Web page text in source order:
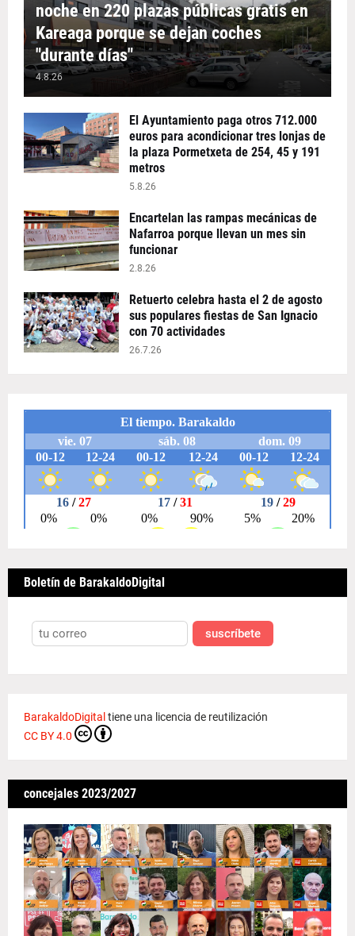
noche en 220 plazas públicas gratis en
Kareaga porque se dejan coches
"durante días"
4.8.26
El Ayuntamiento paga otros 712.000
euros para acondicionar tres lonjas de
la plaza Pormetxeta de 254, 45 y 191
metros
5.8.26
Encartelan las rampas mecánicas de
Nafarroa porque llevan un mes sin
funcionar
2.8.26
Retuerto celebra hasta el 2 de agosto
sus populares fiestas de San Ignacio
con 70 actividades
26.7.26
Boletín de BarakaldoDigital
suscríbete
BarakaldoDigital tiene una licencia de reutilización
CC BY 4.0
concejales 2023/2027